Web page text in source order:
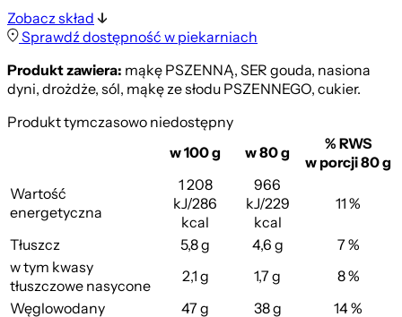
Zobacz skład
Sprawdź dostępność w piekarniach
Produkt zawiera: mąkę PSZENNĄ, SER gouda, nasiona
dyni, drożdże, sól, mąkę ze słodu PSZENNEGO, cukier.
Produkt tymczasowo niedostępny
w 100 g
w 80 g
% RWS
w porcji 80 g
Wartość
energetyczna
1 208
kJ/286
kcal
966
kJ/229
kcal
11 %
Tłuszcz 5,8 g 4,6 g
7 %
w tym kwasy
tłuszczowe nasycone
2,1 g 1,7 g
8 %
Węglowodany
47 g 38 g 14 %